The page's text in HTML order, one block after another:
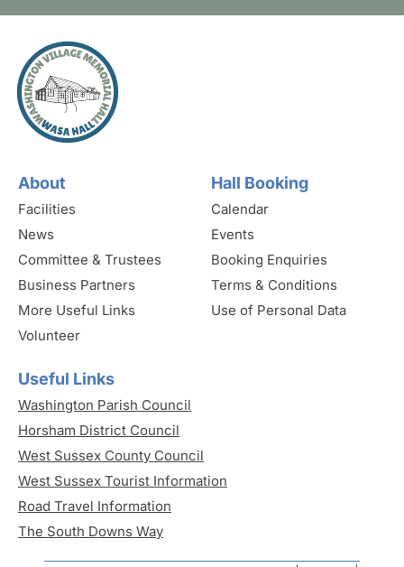
About
Facilities
News
Committee & Trustees
Business Partners
More Useful Links
Volunteer
Hall Booking
Calendar
Events
Booking Enquiries
Terms & Conditions
Use of Personal Data
Useful Links
Washington Parish Council
Horsham District Council
West Sussex County Council
West Sussex Tourist Information
Road Travel Information
The South Downs Way